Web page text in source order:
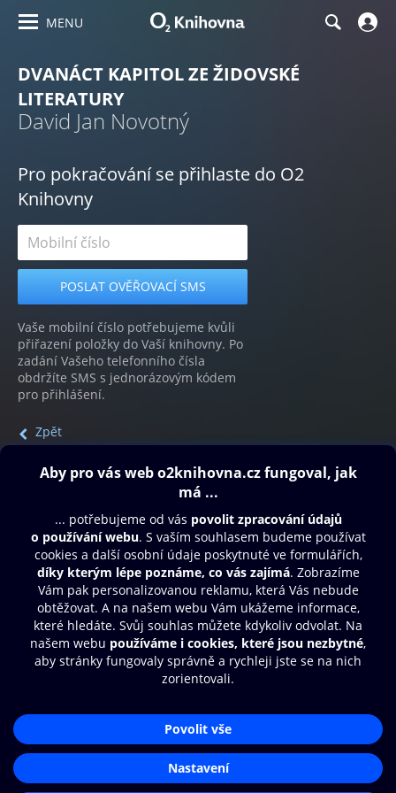
MENU
DVANÁCT KAPITOL ZE ŽIDOVSKÉ
LITERATURY
David Jan Novotný
Pro pokračování se přihlaste do O2
Knihovny
Vaše mobilní číslo potřebujeme kvůli
přiřazení položky do Vaší knihovny. Po
zadání Vašeho telefonního čísla
obdržíte SMS s jednorázovým kódem
pro přihlášení.
Zpět
Obsah ke stažení
Moje O2 Knihovna
Další zábava
© O2 Czech Republic a.s.
Přístupnost
Zásady zpracování osobních údajůAplikace O2 Knihovna
Čti a poslouchej své e-knihy a
audioknihy rychleji a pohodlněji.